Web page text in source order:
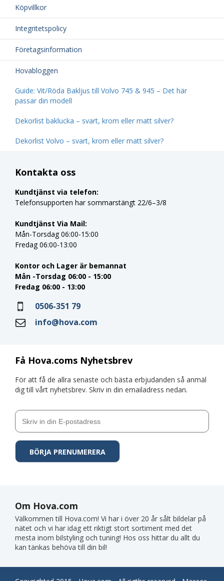
Köpvillkor
Integritetspolicy
Företagsinformation
Hovabloggen
Guide: Vit/Röda Bakljus till Volvo 745 & 945 – Det här
passar din modell
Dekorlist baklucka – svart, krom eller matt silver?
Dekorlist Volvo – svart, krom eller matt silver?
Få Hova.coms Nyhetsbrev
För att få de allra senaste och bästa erbjudanden så anmäl
dig till vårt nyhetsbrev. Skriv in din emailadress nedan.
Kontakta oss
Kundtjänst via telefon:
Telefonsupporten har sommarstängt 22/6–3/8
Kundtjänst Via Mail:
Mån-Torsdag 06:00-15:00
Fredag 06:00-13:00
Kontor och Lager är bemannat
Mån -Torsdag 06:00 - 15:00
Fredag 06:00 - 13:00
0506-351 79
info@hova.com
Om Hova.com
Välkommen till Hova.com! Vi har i över 20 år sålt bildelar på
nätet och vi har idag ett riktigt stort sortiment med det
mesta inom bilstyling och tuning! Hos oss hittar du allt du
kan tänkas behöva till din bil!